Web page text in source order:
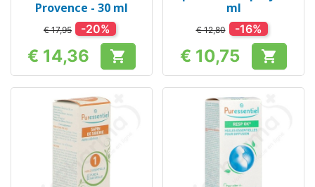
Provence - 30 ml
€ 17,95 -20%
Prijs
€ 14,36 
ml
€ 12,80 -16%
Prijs
€ 10,75 